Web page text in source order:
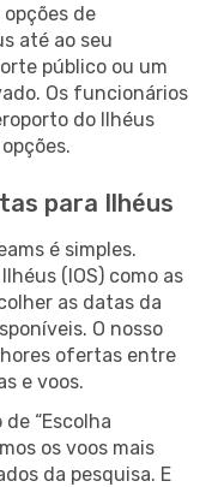
de
até ao seu
público ou um
Os funcionários
do Ilhéus
para Ilhéus
é simples.
(IOS) como as
as datas da
O nosso
ofertas entre
e voos.
“Escolha
os voos mais
da pesquisa. E